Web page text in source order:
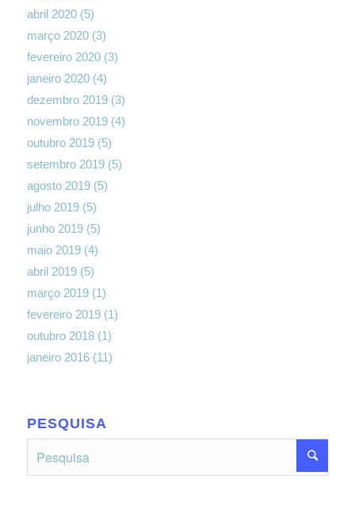
abril 2020(5)
março 2020(3)
fevereiro 2020(3)
janeiro 2020(4)
dezembro 2019(3)
novembro 2019(4)
outubro 2019(5)
setembro 2019(5)
agosto 2019(5)
julho 2019(5)
junho 2019(5)
maio 2019(4)
abril 2019(5)
março 2019(1)
fevereiro 2019(1)
outubro 2018(1)
janeiro 2016(11)
PESQUISA